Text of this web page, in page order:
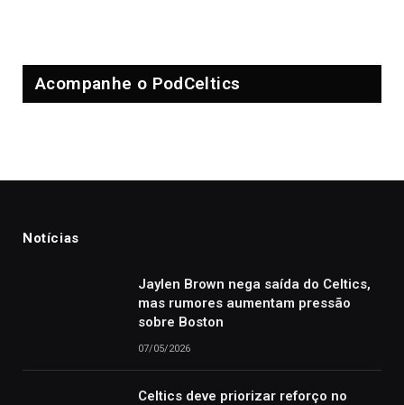
Acompanhe o PodCeltics
Notícias
Jaylen Brown nega saída do Celtics,
mas rumores aumentam pressão
sobre Boston
07/05/2026
Celtics deve priorizar reforço no